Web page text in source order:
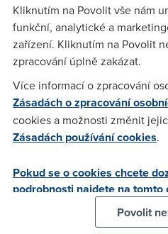
znova. Jaký modem je
zrychlování O2 na 8M? A další
ústředny respektivě, kde to
moc za všechny odpovědi.
Anonym(7.1.2009 23:00:19)
Na tom 8M bude asi fungovat
(8.1.2009 13:50:06)
Spíš zyxel 662H-D3,661 je
Kliknutím na Povolit vše nám
funkční, analytické a
zařízení. Kliknutím na Povolit
zpracování úplně zakázat.
Více informací o zpracování
Zásadách o zpracování
cookies a možnosti změnit
Zásadách používání cookies.
Pokud se o cookies chcete
podrobnosti najdete na tomto
Povolit